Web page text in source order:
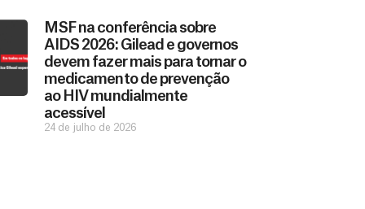
MSF na conferência sobre
AIDS 2026: Gilead e governos
devem fazer mais para tornar o
medicamento de prevenção
ao HIV mundialmente
acessível
24 de julho de 2026